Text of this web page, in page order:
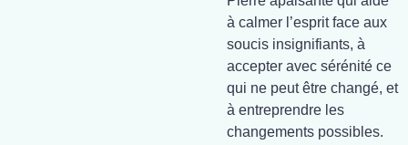
à calmer l’esprit face aux
soucis insignifiants, à
accepter avec sérénité ce
qui ne peut être changé, et
à entreprendre les
changements possibles.